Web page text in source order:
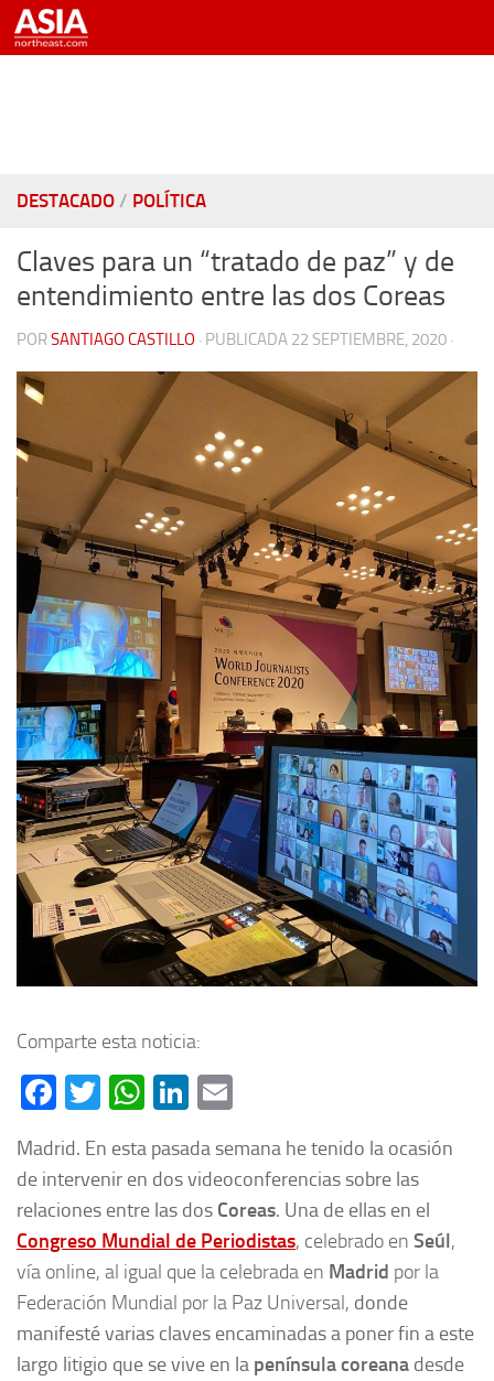
Saltar al contenido
DESTACADO / POLÍTICA
Claves para un “tratado de paz” y de
entendimiento entre las dos Coreas
PORSANTIAGO CASTILLO · PUBLICADA 22 SEPTIEMBRE, 2020 ·
Comparte esta noticia:
Facebook
Twitter
WhatsApp
LinkedIn
Madrid. En esta pasada semana he tenido la ocasión
de intervenir en dos videoconferencias sobre las
relaciones entre las dos Coreas. Una de ellas en el
Congreso Mundial de Periodistas, celebrado en Seúl,
vía online, al igual que la celebrada en Madrid por la
Federación Mundial por la Paz Universal, donde
manifesté varias claves encaminadas a poner fin a este
largo litigio que se vive en la península coreana desde